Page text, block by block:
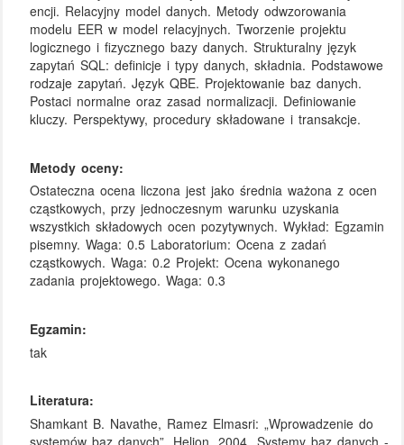
encji. Relacyjny model danych. Metody odwzorowania
modelu EER w model relacyjnych. Tworzenie projektu
logicznego i fizycznego bazy danych. Strukturalny język
zapytań SQL: definicje i typy danych, składnia. Podstawowe
rodzaje zapytań. Język QBE. Projektowanie baz danych.
Postaci normalne oraz zasad normalizacji. Definiowanie
kluczy. Perspektywy, procedury składowane i transakcje.
Metody oceny:
Ostateczna ocena liczona jest jako średnia ważona z ocen
cząstkowych, przy jednoczesnym warunku uzyskania
wszystkich składowych ocen pozytywnych. Wykład: Egzamin
pisemny. Waga: 0.5 Laboratorium: Ocena z zadań
cząstkowych. Waga: 0.2 Projekt: Ocena wykonanego
zadania projektowego. Waga: 0.3
Egzamin:
tak
Literatura:
Shamkant B. Navathe, Ramez Elmasri: „Wprowadzenie do
systemów baz danych”, Helion, 2004 „Systemy baz danych -